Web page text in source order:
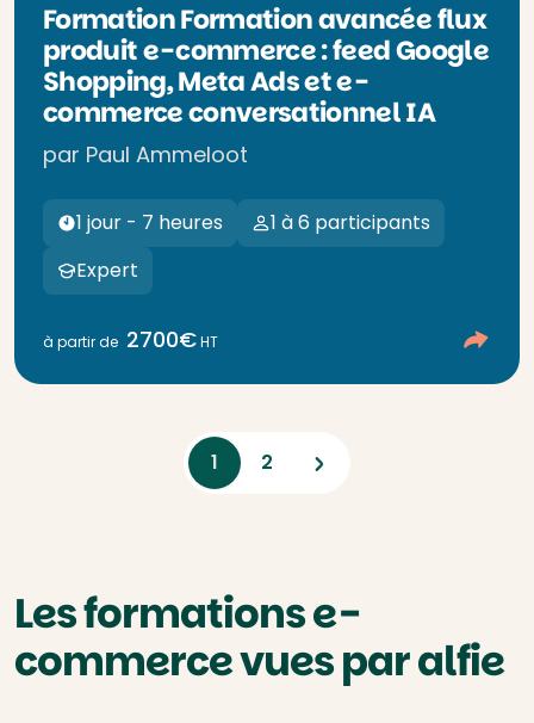
Formation Formation avancée flux
produit e-commerce : feed Google
Shopping, Meta Ads et e-
commerce conversationnel IA
par Paul Ammeloot
1 jour - 7 heures
1 à 6 participants
Expert
à partir de 2700€HT
1 2 Next
Les formations e-
commerce vues par alfie